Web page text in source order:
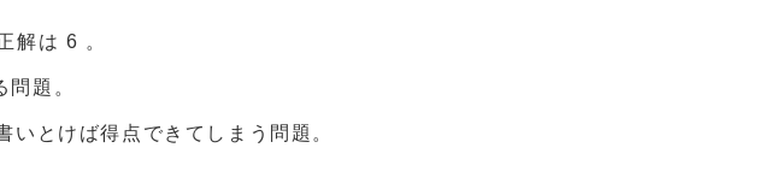
解は 6 。
題。
とけば得点できてしまう問題。